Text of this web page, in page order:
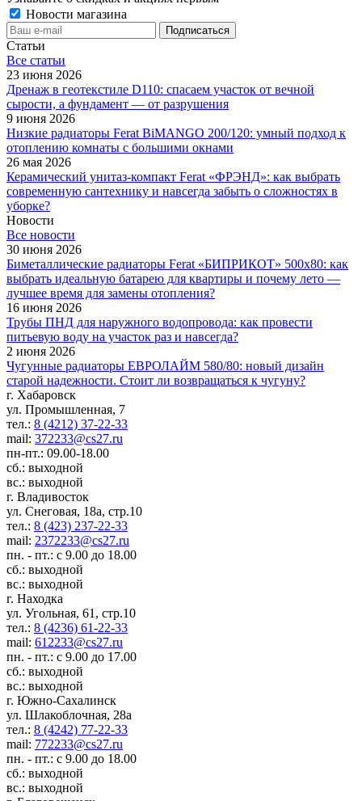
Новости магазина
Статьи
Все cтатьи
23 июня 2026
Дренаж в геотекстиле D110: спасаем участок от вечной
сырости, а фундамент — от разрушения
9 июня 2026
Низкие радиаторы Ferat BiMANGO 200/120: умный подход к
отоплению комнаты с большими окнами
26 мая 2026
Керамический унитаз-компакт Ferat «ФРЭНД»: как выбрать
современную сантехнику и навсегда забыть о сложностях в
уборке?
Новости
Все новости
30 июня 2026
Биметаллические радиаторы Ferat «БИПРИКОТ» 500x80: как
выбрать идеальную батарею для квартиры и почему лето —
лучшее время для замены отопления?
16 июня 2026
Трубы ПНД для наружного водопровода: как провести
питьевую воду на участок раз и навсегда?
2 июня 2026
Чугунные радиаторы ЕВРОЛАЙМ 580/80: новый дизайн
старой надежности. Стоит ли возвращаться к чугуну?
г. Хабаровск
ул. Промышленная, 7
тел.: 8 (4212) 37-22-33
mail: 372233@cs27.ru
пн-пт.: 09.00-18.00
сб.: выходной
вс.: выходной
г. Владивосток
ул. Снеговая, 18а, стр.10
тел.: 8 (423) 237-22-33
mail: 2372233@cs27.ru
пн. - пт.: с 9.00 до 18.00
сб.: выходной
вс.: выходной
г. Находка
ул. Угольная, 61, стр.10
тел.: 8 (4236) 61-22-33
mail: 612233@cs27.ru
пн. - пт.: с 9.00 до 17.00
сб.: выходной
вс.: выходной
г. Южно-Сахалинск
ул. Шлакоблочная, 28а
тел.: 8 (4242) 77-22-33
mail: 772233@cs27.ru
пн. - пт.: с 9.00 до 18.00
сб.: выходной
вс.: выходной